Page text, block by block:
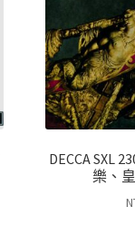
DECCA SXL
樂、